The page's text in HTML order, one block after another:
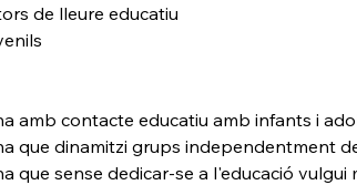
de lleure educatiu
amb contacte educatiu amb infants i
que dinamitzi grups independentment
que sense dedicar-se a l'educació vulgui